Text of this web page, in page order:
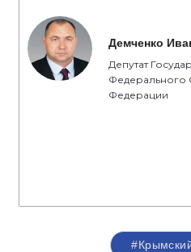
Демченко
Депутат
Федерального
Федерации